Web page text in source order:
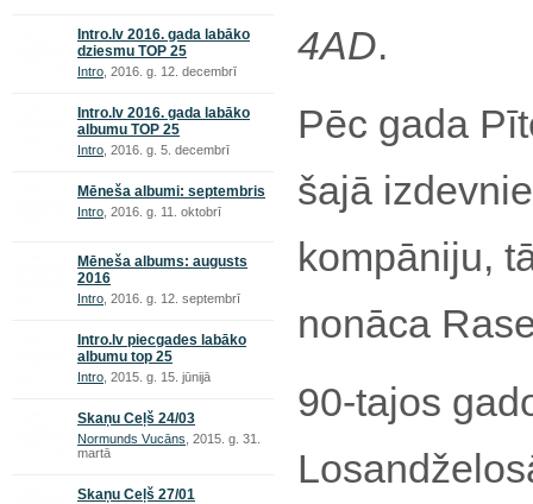
Intro.lv 2016. gada labāko
dziesmu TOP 25
Intro , 2016. g. 12. decembrī
Intro.lv 2016. gada labāko
albumu TOP 25
Intro , 2016. g. 5. decembrī
Mēneša albumi: septembris
Intro , 2016. g. 11. oktobrī
Mēneša albums: augusts
2016
Intro , 2016. g. 12. septembrī
Intro.lv piecgades labāko
albumu top 25
Intro , 2015. g. 15. jūnijā
Skaņu Ceļš 24/03
Normunds Vucāns , 2015. g. 31.
martā
Skaņu Ceļš 27/01
4AD.
Pēc gada
šajā
kompāniju,
nonāca
90-tajos